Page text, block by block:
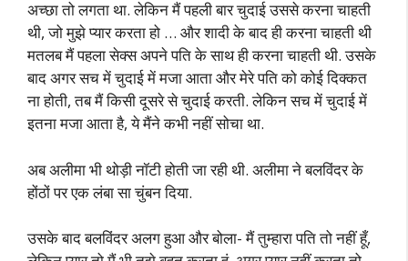
अच्छा तो लगता था. लेकिन मैं पहली बार चुदाई उससे करना चाहती
थी, जो मुझे प्यार करता हो … और शादी के बाद ही करना चाहती थी
मतलब मैं पहला सेक्स अपने पति के साथ ही करना चाहती थी. उसके
बाद अगर सच में चुदाई में मजा आता और मेरे पति को कोई दिक्कत
ना होती, तब मैं किसी दूसरे से चुदाई करती. लेकिन सच में चुदाई में
इतना मजा आता है, ये मैंने कभी नहीं सोचा था.
अब अलीमा भी थोड़ी नॉटी होती जा रही थी. अलीमा ने बलविंदर के
होंठों पर एक लंबा सा चुंबन दिया.
उसके बाद बलविंदर अलग हुआ और बोला- मैं तुम्हारा पति तो नहीं हूँ,